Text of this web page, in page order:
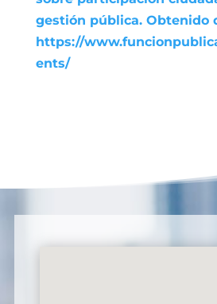
gestión pública. Obtenido
https://
ents/